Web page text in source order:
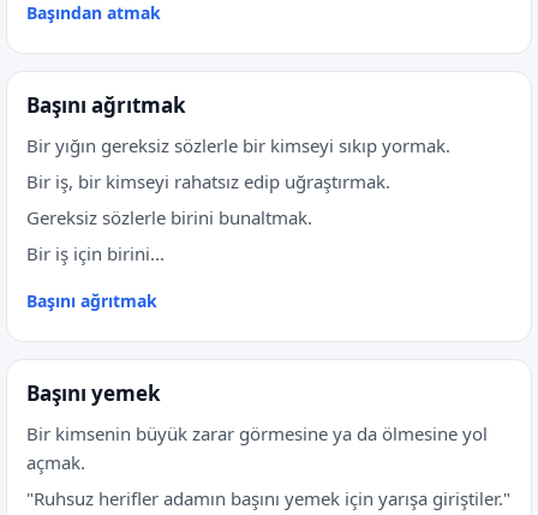
Başından atmak
Başını ağrıtmak
Bir yığın gereksiz sözlerle bir kimseyi sıkıp yormak.
Bir iş, bir kimseyi rahatsız edip uğraştırmak.
Gereksiz sözlerle birini bunaltmak.
Bir iş için birini...
Başını ağrıtmak
Başını yemek
Bir kimsenin büyük zarar görmesine ya da ölmesine yol
açmak.
"Ruhsuz herifler adamın başını yemek için yarışa giriştiler."